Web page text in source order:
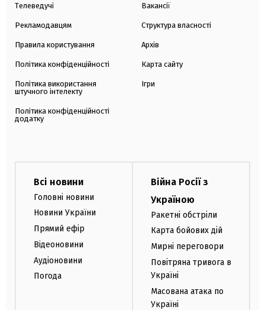
Телеведучі
Рекламодавцям
Правила користування
Політика конфіденційності
Політика використання
штучного інтелекту
Політика конфіденційності
додатку
Вакансії
Структура власності
Архів
Карта сайту
Ігри
Всі новини
Головні новини
Новини України
Прямий ефір
Відеоновини
Аудіоновини
Погода
Війна Росії з
Україною
Ракетні обстріли
Карта бойових дій
Мирні переговори
Повітряна тривога в
Україні
Масована атака по
Україні